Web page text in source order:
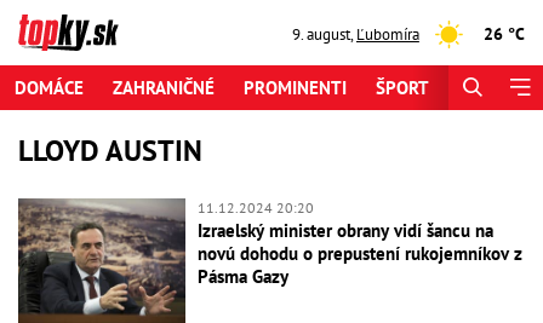
9. august,Ľubomíra 26 °C
DOMÁCE ZAHRANIČNÉ PROMINENTI ŠPORT
LLOYD AUSTIN
11.12.2024 20:20
Izraelský minister obrany vidí šancu na
novú dohodu o prepustení rukojemníkov z
Pásma Gazy